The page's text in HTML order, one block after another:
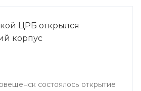
ЦРБ открылся
корпус
состоялось открытие